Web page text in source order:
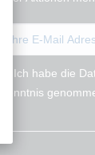
Ich habe die
Kenntnis